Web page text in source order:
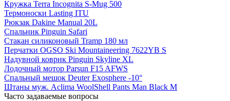
Кружка Terra Incognita S-Mug 500
Термоноски Lasting ITU
Рюкзак Dakine Manual 20L
Спальник Pinguin Safari
Стакан силиконовый Tramp 180 мл
Перчатки OGSO Ski Mountaineering 7622YB S
Надувной коврик Pinguin Skyline XL
Лодочный мотор Parsun F15 AFWS
Спальный мешок Deuter Exosphere -10°
Штаны муж. Aclima WoolShell Pants Man Black M
Часто задаваемые вопросы